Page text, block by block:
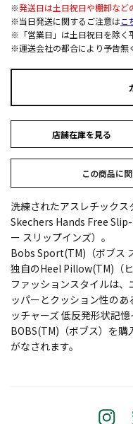
※発送日は土日祝日や棚卸など
※当日発送に関するご注意はこ
※「営業日」は土日祝日を除く
※運送会社の都合により予告無
店舗在庫を見る
この商品に
洗練されたアスレチックス
Skechers Hands Free
ー スリップインズ）。
Bobs Sport(TM)（ボブス
独自のHeel Pillow(TM)（
ファッションスタイルは
ッパーとクッション性の
ッチャーズ 低反発形状記憶
BOBS(TM)（ボブス）を
がなされます。